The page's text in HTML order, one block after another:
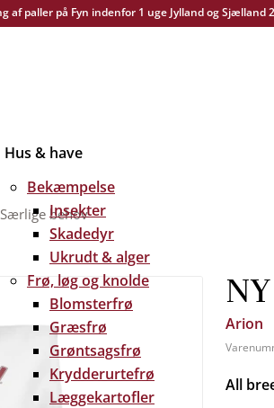
af paller på Fyn indenfor 1 uge Jylland og Sjælland
Hus & have
Bekæmpelse
Insekter
Skadedyr
Ukrudt & alger
Frø, løg og knolde
Blomsterfrø
Græsfrø
Grøntsagsfrø
Krydderurtefrø
Læggekartofler
Særlige behov
Arion
All